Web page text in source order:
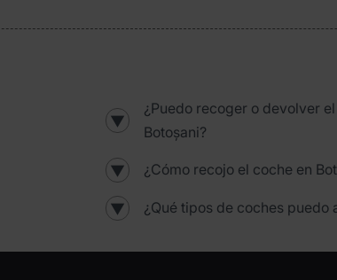
▼
¿Puedo recoger o devolver
Botoșani?
▼ ¿Cómo recojo el coche en
▼ ¿Qué tipos de coches puedo